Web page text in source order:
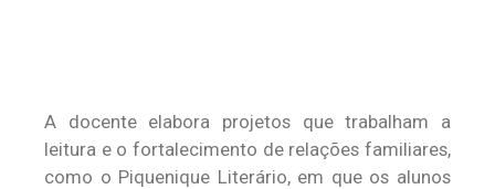
A docente elabora projetos que trabalham a
leitura e o fortalecimento de relações familiares,
como o Piquenique Literário, em que os alunos